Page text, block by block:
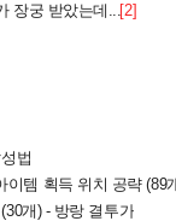
장궁 받았는데...[2]
법
이템 획득 위치 공략 (89
개) - 방랑 결투가